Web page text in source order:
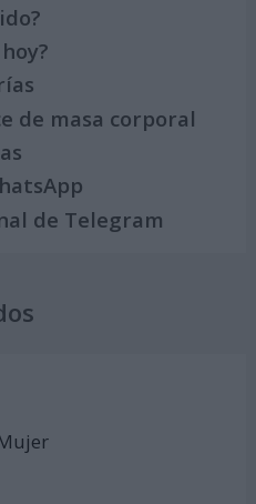
de masa corporal
de Telegram